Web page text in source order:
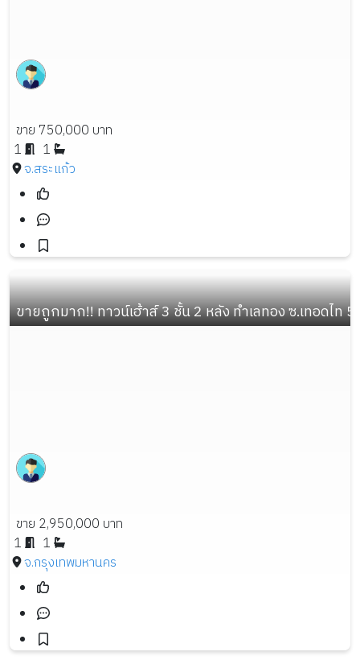
ขาย 750,000 บาท
1
1
จ.สระแก้ว
ขายถูกมาก!! ทาวน์เฮ้าส์ 3 ชั้น 2 หลัง ทำเลทอง ซ.เทอดไท
ขาย 2,950,000 บาท
1
1
จ.กรุงเทพมหานคร